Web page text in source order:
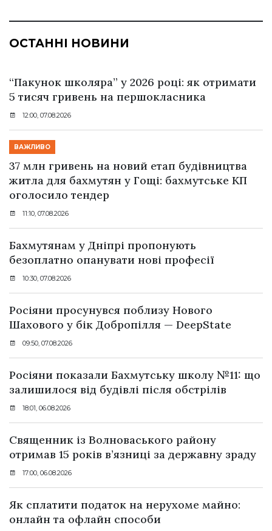
ОСТАННІ НОВИНИ
“Пакунок школяра” у 2026 році: як отримати
5 тисяч гривень на першокласника
12:00, 07.08.2026
ВАЖЛИВО
37 млн гривень на новий етап будівництва
житла для бахмутян у Гощі: бахмутське КП
оголосило тендер
11:10, 07.08.2026
Бахмутянам у Дніпрі пропонують
безоплатно опанувати нові професії
10:30, 07.08.2026
Росіяни просунувся поблизу Нового
Шахового у бік Добропілля — DeepState
09:50, 07.08.2026
Росіяни показали Бахмутську школу №11: що
залишилося від будівлі після обстрілів
18:01, 06.08.2026
Священник із Волноваського району
отримав 15 років в’язниці за державну зраду
17:00, 06.08.2026
Як сплатити податок на нерухоме майно:
онлайн та офлайн способи